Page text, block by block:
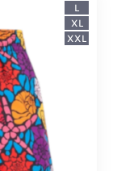
L
XL
XXL